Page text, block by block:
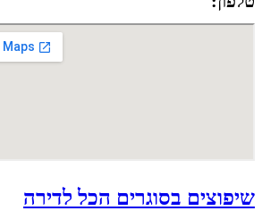
שיפוצים בסוגרים הכל לדירה